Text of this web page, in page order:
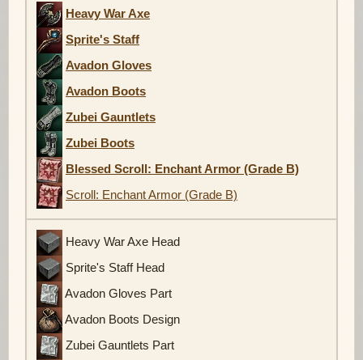
Heavy War Axe
Sprite's Staff
Avadon Gloves
Avadon Boots
Zubei Gauntlets
Zubei Boots
Blessed Scroll: Enchant Armor (Grade B)
Scroll: Enchant Armor (Grade B)
Heavy War Axe Head
Sprite's Staff Head
Avadon Gloves Part
Avadon Boots Design
Zubei Gauntlets Part